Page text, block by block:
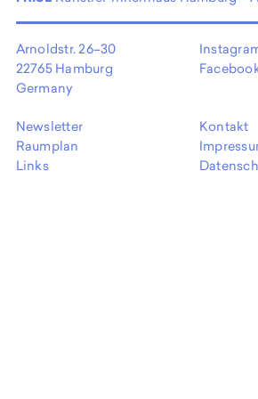
EN
Arnoldstr. 26–30
22765 Hamburg
Germany
Newsletter
Raumplan
Links
Kontakt